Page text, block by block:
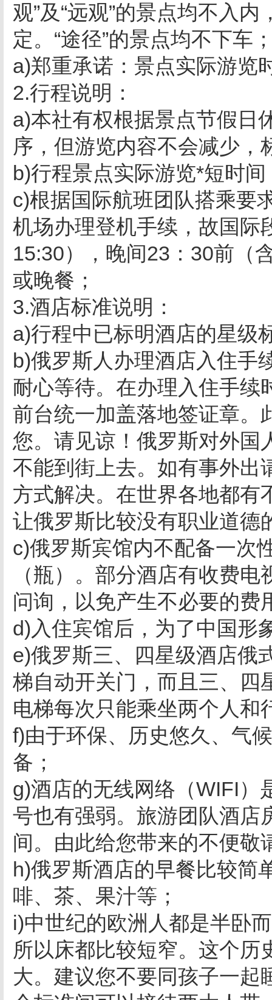
观”及“远观”的景点均不入
定。“途径”的景点均不下车
a)郑重承诺：景点实际游览
2.行程说明：
a)本社有权根据景点节假日
序，但游览内容不会减少，
b)行程景点实际游览*短时
c)根据国际航班团队搭乘要
机场办理登机手续，故国际
15:30），晚间23：30前（
或晚餐；
3.酒店标准说明：
a)行程中已标明酒店的星级
b)俄罗斯人办理酒店入住手
耐心等待。在办理入住手续
前台统一加盖落地签证章。
您。请见谅！俄罗斯对外国
不能到街上去。如有事外出
方式解决。在世界各地都有
让俄罗斯比较没有职业道德
c)俄罗斯宾馆内不配备一次
（瓶）。部分酒店有收费
问询，以免产生不必要的费
d)入住宾馆后，为了中国形
e)俄罗斯三、四星级酒店俄
梯自动开关门，而且三、四
电梯每次只能乘坐两个人和
f)由于环保、历史悠久、气
备；
g)酒店的无线网络（WIFI）
号也有强弱。旅游团队酒店
间。由此给您带来的不便敬
h)俄罗斯酒店的早餐比较简
啡、茶、果汁等；
i)中世纪的欧洲人都是半卧
所以床都比较短窄。这个历
大。建议您不要同孩子一起